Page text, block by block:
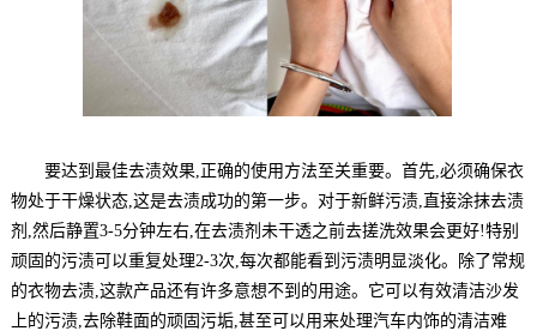
要达到最佳去渍效果,正确的使用方法至关重要。首先,必须确保衣
物处于干燥状态,这是去渍成功的第一步。对于新鲜污渍,直接涂抹去渍
剂,然后静置3-5分钟左右,在去渍剂未干透之前去搓洗效果会更好!特别
顽固的污渍可以重复处理2-3次,每次都能看到污渍明显淡化。除了常规
的衣物去渍,这款产品还有许多意想不到的用途。它可以有效清洁沙发
上的污渍,去除鞋面的顽固污垢,甚至可以用来处理汽车内饰的清洁难